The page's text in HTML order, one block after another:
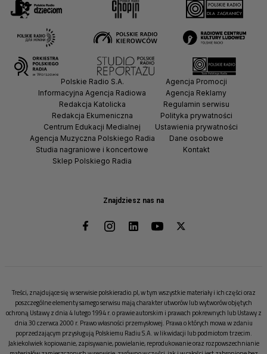
Znajdziesz nas na
Polskie Radio S.A.
Informacyjna Agencja Radiowa
Redakcja Katolicka
Redakcja Ekumeniczna
Centrum Edukacji Medialnej
Agencja Muzyczna Polskiego Radia
Studia nagraniowe i koncertowe
Sklep Polskiego Radia
Agencja Promocji
Agencja Reklamy
Regulamin serwisu
Polityka prywatności
Ustawienia prywatności
Dane osobowe
Kontakt
Treści, znajdujące się w serwisie polskieradio.pl, w tym wszystkie materiały i ich części oraz
poszczególne elementy samego serwisu mają charakter utworów lub wytworów objętych
ochroną Ustawy z dnia 4 lutego 1994 r. o prawie autorskim i prawach pokrewnych lub Ustawy z
dnia 30 czerwca 2000 r. Prawo własności przemysłowej. Prawa o których mowa w zdaniu
poprzedzającym przysługują Polskiemu Radiu S.A. w likwidacji lub podmiotom trzecim.
Jakiekolwiek kopiowanie, zapisywanie, powielanie, reprodukowanie oraz rozpowszechnianie